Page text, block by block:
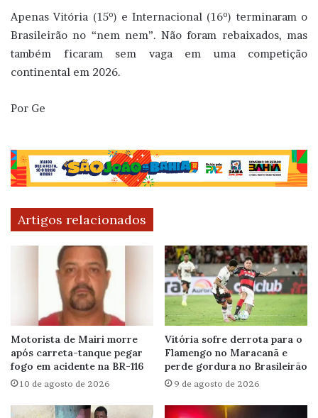
Apenas Vitória (15º) e Internacional (16º) terminaram o
Brasileirão no “nem nem”. Não foram rebaixados, mas
também ficaram sem vaga em uma competição
continental em 2026.
Por Ge
Artigos relacionados
Motorista de Mairi morre
após carreta-tanque pegar
fogo em acidente na BR-116
10 de agosto de 2026
Vitória sofre derrota para o
Flamengo no Maracanã e
perde gordura no Brasileirão
9 de agosto de 2026